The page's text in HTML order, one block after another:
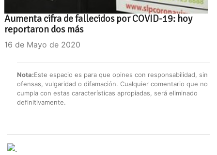
Aumenta cifra de fallecidos por COVID-19: hoy
reportaron dos más
16 de Mayo de 2020
Nota:Este espacio es para que opines con responsabilidad, sin
ofensas, vulgaridad o difamación. Cualquier comentario que no
cumpla con estas características apropiadas, será eliminado
definitivamente.